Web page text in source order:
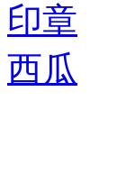
印章
西瓜